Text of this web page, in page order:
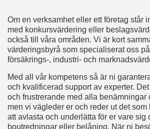
Om en verksamhet eller ett företag står
med konkursvärdering eller
också till våra områden. Vi är kort
värderingsbyrå som specialiserat oss
försäkrings-, industri- och
Med all vår kompetens så är ni
och kvalificerad support av experter.
och frustrerande med alla benämningar
men vi vägleder er och reder ut det
att avlasta och underlätta för er vare sig
boutredningar eller belåning. När ni